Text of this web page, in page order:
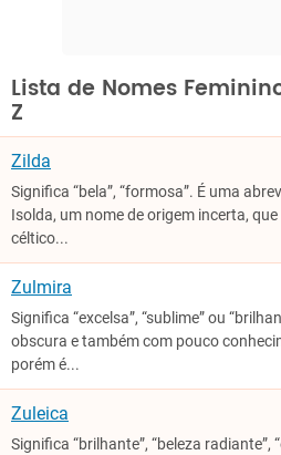
Lista de Nomes
Z
Zilda
Significa “bela”, “formosa”. É uma
Isolda, um nome de origem incerta,
céltico...
Zulmira
Significa “excelsa”, “sublime” ou
obscura e também com pouco
porém é...
Zuleica
Significa “brilhante”, “beleza radiante”,